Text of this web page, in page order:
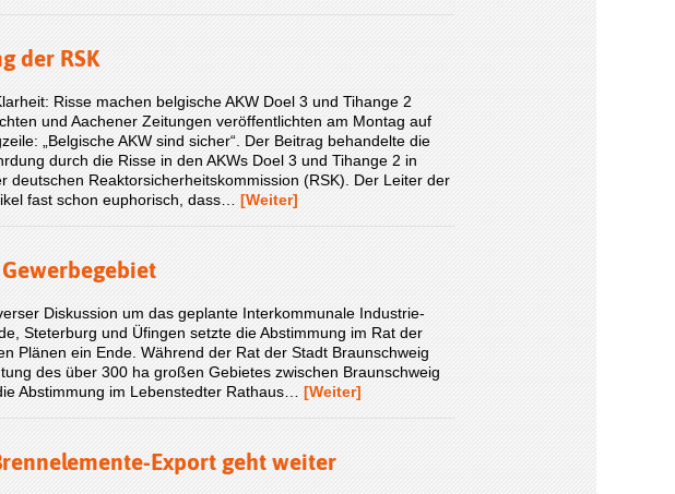
der RSK
Risse machen belgische AKW Doel 3 und Tihange 2
und Aachener Zeitungen veröffentlichten am Montag auf
„Belgische AKW sind sicher“. Der Beitrag behandelte die
durch die Risse in den AKWs Doel 3 und Tihange 2 in
deutschen Reaktorsicherheitskommission (RSK). Der Leiter der
fast schon euphorisch, dass… [Weiter]
Diskussion um das geplante Interkommunale Industrie-
Steterburg und Üfingen setzte die Abstimmung im Rat der
Plänen ein Ende. Während der Rat der Stadt Braunschweig
des über 300 ha großen Gebietes zwischen Braunschweig
Abstimmung im Lebenstedter Rathaus… [Weiter]
Export geht weiter